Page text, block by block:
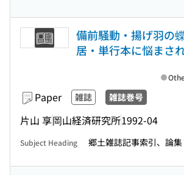
備前騒動・揚げ羽の
居・単行本に悩まさ
Paper 雑誌 雑誌巻号
片山 享岡山経済研究所1992-04
Subject Heading 郷土雑誌記事索引、論集